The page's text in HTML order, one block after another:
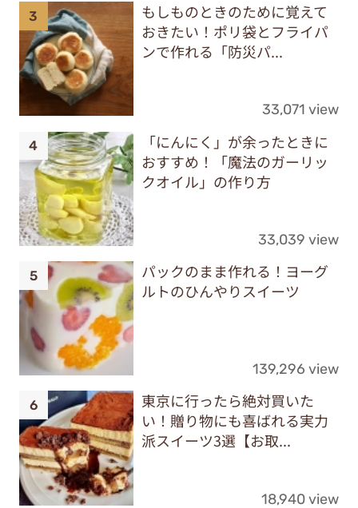
もしものときのために覚えて
おきたい！ポリ袋とフライパ
ンで作れる「防災パ...
33,071 view
「にんにく」が余ったときに
おすすめ！「魔法のガーリッ
クオイル」の作り方
33,039 view
パックのまま作れる！ヨーグ
ルトのひんやりスイーツ
139,296 view
東京に行ったら絶対買いた
い！贈り物にも喜ばれる実力
派スイーツ3選【お取...
18,940 view